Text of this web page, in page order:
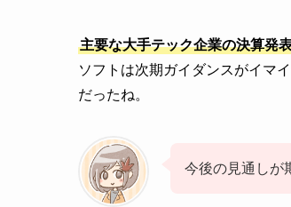
主要な大手テック企業の決算発
ソフトは次期ガイダンスがイマ
だったね。
今後の見通しが